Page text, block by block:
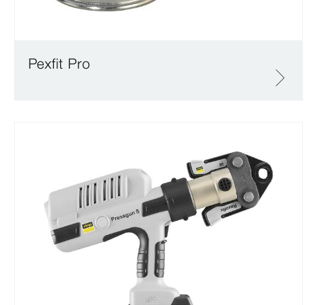
Pexfit Pro